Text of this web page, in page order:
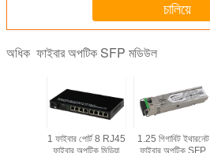
চালিয়ে
অধিক ফাইবার অপটিক SFP মডিউল
1 ফাইবার পোর্ট 8 RJ45
1.25 গিগাবিট ইথারনেট